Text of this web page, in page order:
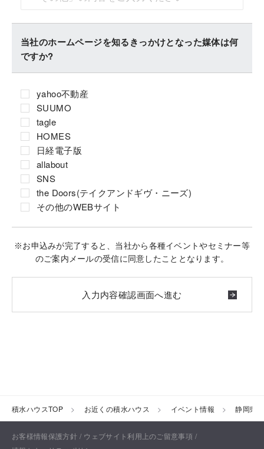
当社のホームページを知るきっかけとなった媒体は何
ですか?
yahoo不動産
SUUMO
tagle
HOMES
日経電子版
allabout
SNS
the Doors(テイクアンドギヴ・ニーズ)
その他のWEBサイト
※お申込みが完了すると、当社から各種イベントやセミナー等
のご案内メールの受信に同意したこととなります。
積水ハウスTOP お近くの積水ハウス イベント情報 静岡県
お客様情報保護方針
ウェブサイト利用上のご留意事項